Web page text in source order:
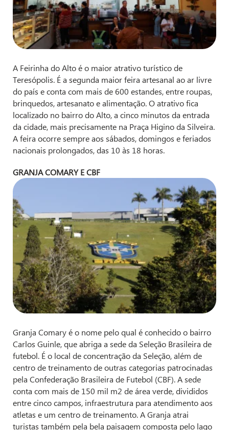
A Feirinha do Alto é o maior atrativo turístico de
Teresópolis. É a segunda maior feira artesanal ao ar livre
do país e conta com mais de 600 estandes, entre roupas,
brinquedos, artesanato e alimentação. O atrativo fica
localizado no bairro do Alto, a cinco minutos da entrada
da cidade, mais precisamente na Praça Higino da Silveira.
A feira ocorre sempre aos sábados, domingos e feriados
nacionais prolongados, das 10 às 18 horas.
GRANJA COMARY E CBF
Granja Comary é o nome pelo qual é conhecido o bairro
Carlos Guinle, que abriga a sede da Seleção Brasileira de
futebol. É o local de concentração da Seleção, além de
centro de treinamento de outras categorias patrocinadas
pela Confederação Brasileira de Futebol (CBF). A sede
conta com mais de 150 mil m2 de área verde, divididos
entre cinco campos, infraestrutura para atendimento aos
atletas e um centro de treinamento. A Granja atrai
turistas também pela bela paisagem composta pelo lago